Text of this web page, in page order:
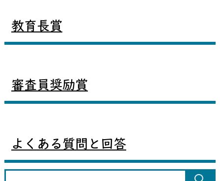
教育長賞
審査員奨励賞
よくある質問と回答